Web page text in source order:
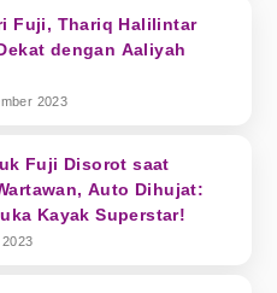
Fuji, Thariq Halilintar
dengan Aaliyah
2023
Fuji Disorot saat
Auto Dihujat:
Kayak Superstar!